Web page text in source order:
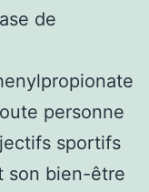
de
personne
sportifs
son bien-être